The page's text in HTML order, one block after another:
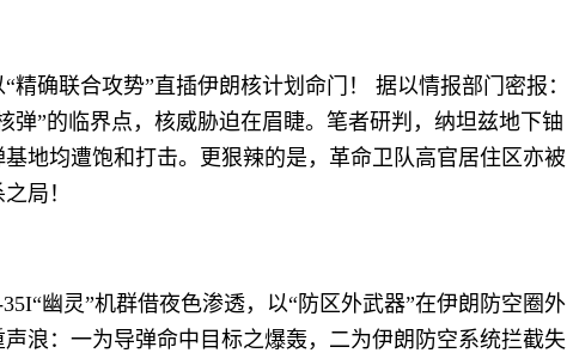
精确联合攻势”直插伊朗核计划命门！ 据以情报部门密报：
弹”的临界点，核威胁迫在眉睫。笔者研判，纳坦兹地下铀
地均遭饱和打击。更狠辣的是，革命卫队高官居住区亦被
局！
幽灵”机群借夜色渗透，以“防区外武器”在伊朗防空圈外
浪：一为导弹命中目标之爆轰，二为伊朗防空系统拦截失